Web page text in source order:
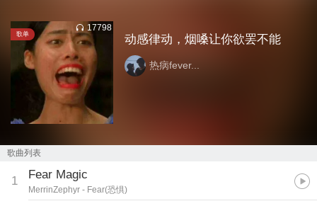
歌单
17798
动感律动，烟嗓让你欲罢不能
热病fever...
歌曲列表
1 Fear Magic
MerrinZephyr - Fear(恐惧)